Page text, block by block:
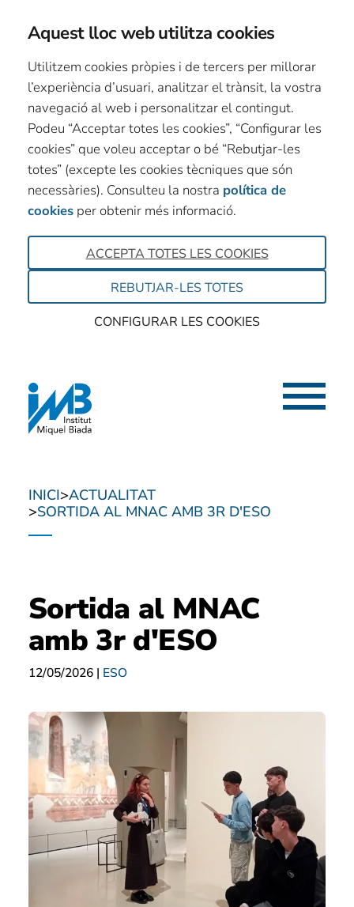
Aquest lloc web utilitza cookies
Utilitzem cookies pròpies i de tercers per millorar
l’experiència d’usuari, analitzar el trànsit, la vostra
navegació al web i personalitzar el contingut.
Podeu “Acceptar totes les cookies”, “Configurar les
cookies” que voleu acceptar o bé “Rebutjar-les
totes” (excepte les cookies tècniques que són
necessàries). Consulteu la nostra política de
cookies per obtenir més informació.
ACCEPTA TOTES LES COOKIES
REBUTJAR-LES TOTES
CONFIGURAR LES COOKIES
Menú
INICI ACTUALITAT
SORTIDA AL MNAC AMB 3R D'ESO
Sortida al MNAC
amb 3r d'ESO
12/05/2026 | ESO